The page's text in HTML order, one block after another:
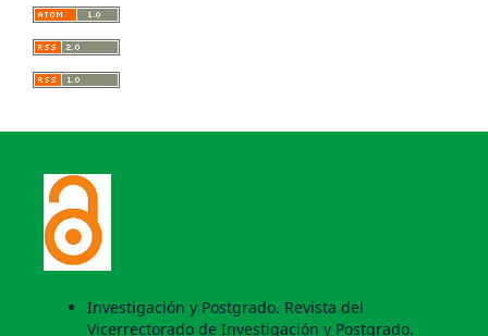
Investigación y Postgrado. Revista del
Vicerrectorado de Investigación y Postgrado.